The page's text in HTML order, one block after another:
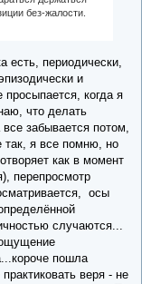
без-жалости.
есть, периодически,
и
просыпается, когда я
что делать
забывается потом,
так, я все помню, но
как в момент
перепросмотр
осы
случаются...
пошла
веря - не